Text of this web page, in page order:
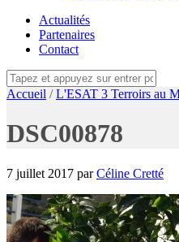
Actualités
Partenaires
Contact
Accueil /L'ESAT 3 Terroirs au
DSC00878
7 juillet 2017 parCéline Cretté